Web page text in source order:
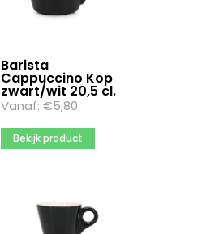
Barista
Cappuccino Kop
zwart/wit 20,5 cl.
Vanaf:€5,80
Bekijk product